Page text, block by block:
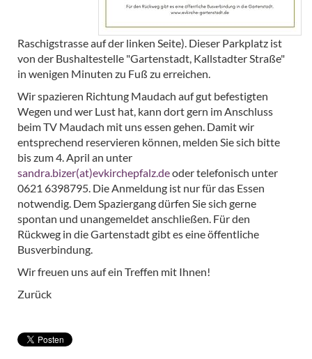
Raschigstrasse auf der linken Seite). Dieser Parkplatz ist
von der Bushaltestelle "Gartenstadt, Kallstadter Straße"
in wenigen Minuten zu Fuß zu erreichen.
Wir spazieren Richtung Maudach auf gut befestigten
Wegen und wer Lust hat, kann dort gern im Anschluss
beim TV Maudach mit uns essen gehen. Damit wir
entsprechend reservieren können, melden Sie sich bitte
bis zum 4. April an unter
sandra.bizer(at)evkirchepfalz.deoder telefonisch unter
0621 6398795. Die Anmeldung ist nur für das Essen
notwendig. Dem Spaziergang dürfen Sie sich gerne
spontan und unangemeldet anschließen. Für den
Rückweg in die Gartenstadt gibt es eine öffentliche
Busverbindung.
Wir freuen uns auf ein Treffen mit Ihnen!
Zurück